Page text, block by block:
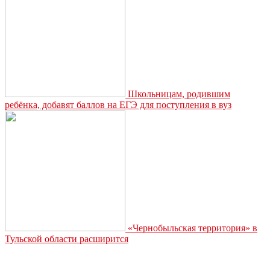
Школьницам, родившим
ребёнка, добавят баллов на ЕГЭ для поступления в вуз
«Чернобыльская территория» в
Тульской области расширится